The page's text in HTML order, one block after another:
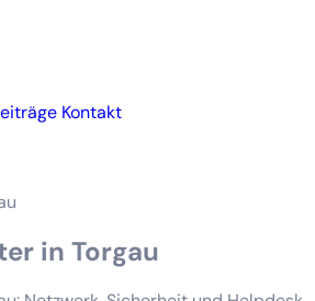
Kontakt
in Torgau